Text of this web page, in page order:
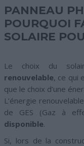
PANNEAU
POURQUOI
SOLAIRE
Le choix du
renouvelable, ce qui
que le choix d’une
L’énergie
de GES (Gaz à
disponible.
Si, lors de la